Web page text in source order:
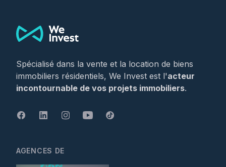
Spécialisé dans la vente et la location de biens
immobiliers résidentiels, We Invest est l'acteur
incontournable de vos projets immobiliers.
AGENCES DE